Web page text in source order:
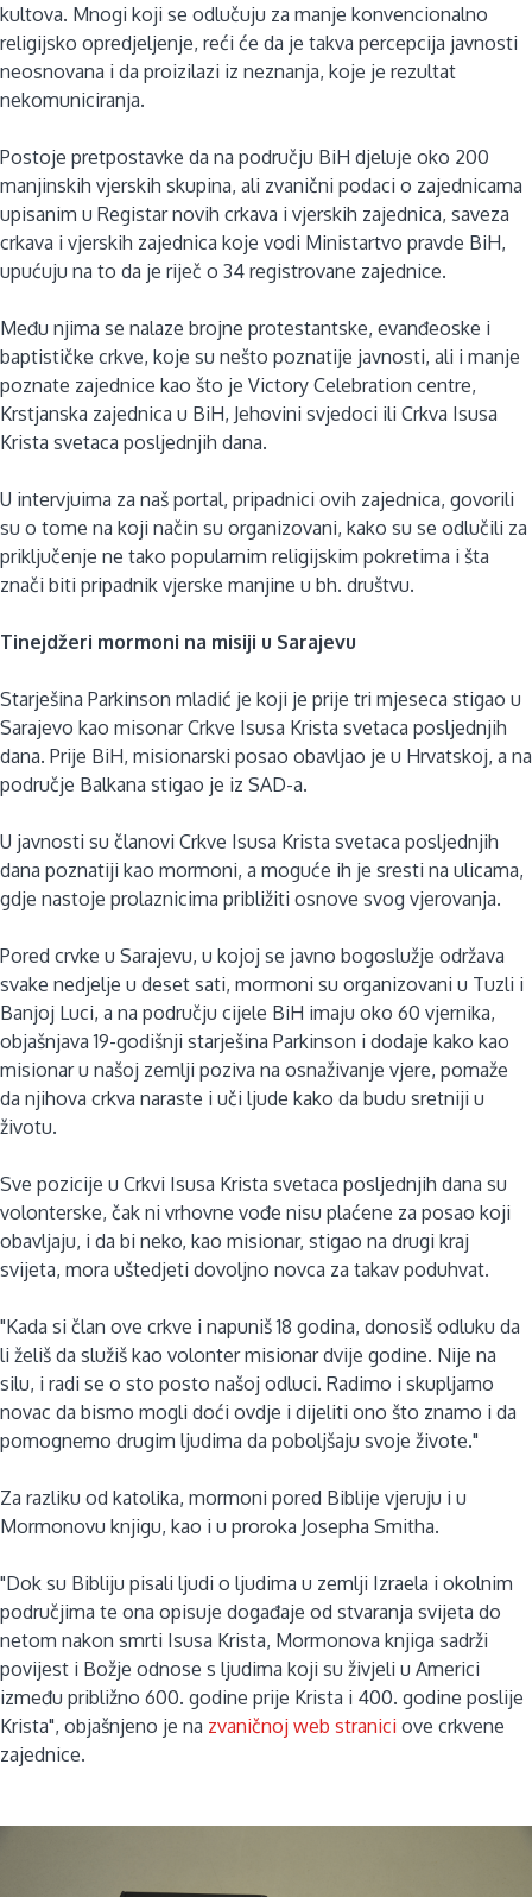
kultova. Mnogi koji se odlučuju za manje konvencionalno
religijsko opredjeljenje, reći će da je takva percepcija javnosti
neosnovana i da proizilazi iz neznanja, koje je rezultat
nekomuniciranja.
Postoje pretpostavke da na području BiH djeluje oko 200
manjinskih vjerskih skupina, ali zvanični podaci o zajednicama
upisanim u Registar novih crkava i vjerskih zajednica, saveza
crkava i vjerskih zajednica koje vodi Ministartvo pravde BiH,
upućuju na to da je riječ o 34 registrovane zajednice.
Među njima se nalaze brojne protestantske, evanđeoske i
baptističke crkve, koje su nešto poznatije javnosti, ali i manje
poznate zajednice kao što je Victory Celebration centre,
Krstjanska zajednica u BiH, Jehovini svjedoci ili Crkva Isusa
Krista svetaca posljednjih dana.
U intervjuima za naš portal, pripadnici ovih zajednica, govorili
su o tome na koji način su organizovani, kako su se odlučili za
priključenje ne tako popularnim religijskim pokretima i šta
znači biti pripadnik vjerske manjine u bh. društvu.
Tinejdžeri mormoni na misiji u Sarajevu
Starješina Parkinson mladić je koji je prije tri mjeseca stigao u
Sarajevo kao misonar Crkve Isusa Krista svetaca posljednjih
dana. Prije BiH, misionarski posao obavljao je u Hrvatskoj, a na
područje Balkana stigao je iz SAD-a.
U javnosti su članovi Crkve Isusa Krista svetaca posljednjih
dana poznatiji kao mormoni, a moguće ih je sresti na ulicama,
gdje nastoje prolaznicima približiti osnove svog vjerovanja.
Pored crvke u Sarajevu, u kojoj se javno bogoslužje održava
svake nedjelje u deset sati, mormoni su organizovani u Tuzli i
Banjoj Luci, a na području cijele BiH imaju oko 60 vjernika,
objašnjava 19-godišnji starješina Parkinson i dodaje kako kao
misionar u našoj zemlji poziva na osnaživanje vjere, pomaže
da njihova crkva naraste i uči ljude kako da budu sretniji u
životu.
Sve pozicije u Crkvi Isusa Krista svetaca posljednjih dana su
volonterske, čak ni vrhovne vođe nisu plaćene za posao koji
obavljaju, i da bi neko, kao misionar, stigao na drugi kraj
svijeta, mora uštedjeti dovoljno novca za takav poduhvat.
"Kada si član ove crkve i napuniš 18 godina, donosiš odluku da
li želiš da služiš kao volonter misionar dvije godine. Nije na
silu, i radi se o sto posto našoj odluci. Radimo i skupljamo
novac da bismo mogli doći ovdje i dijeliti ono što znamo i da
pomognemo drugim ljudima da poboljšaju svoje živote."
Za razliku od katolika, mormoni pored Biblije vjeruju i u
Mormonovu knjigu, kao i u proroka Josepha Smitha.
"Dok su Bibliju pisali ljudi o ljudima u zemlji Izraela i okolnim
područjima te ona opisuje događaje od stvaranja svijeta do
netom nakon smrti Isusa Krista, Mormonova knjiga sadrži
povijest i Božje odnose s ljudima koji su živjeli u Americi
između približno 600. godine prije Krista i 400. godine poslije
Krista", objašnjeno je na zvaničnoj web stranici ove crkvene
zajednice.